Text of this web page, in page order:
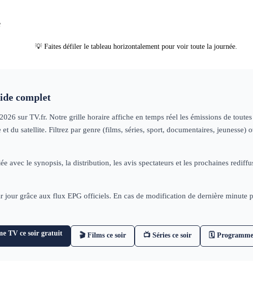
💡 Faites défiler le tableau horizontalement pour voir toute la journée.
complet
sur TV.fr. Notre grille horaire affiche en temps réel les émissions de
du satellite. Filtrez par genre (films, séries, sport, documentaires, jeunesse)
avec le synopsis, la distribution, les avis spectateurs et les prochaines
grâce aux flux EPG officiels. En cas de modification de dernière minute
TV ce soir gratuit 🎬 Films ce soir 📺 Séries ce soir 🗓